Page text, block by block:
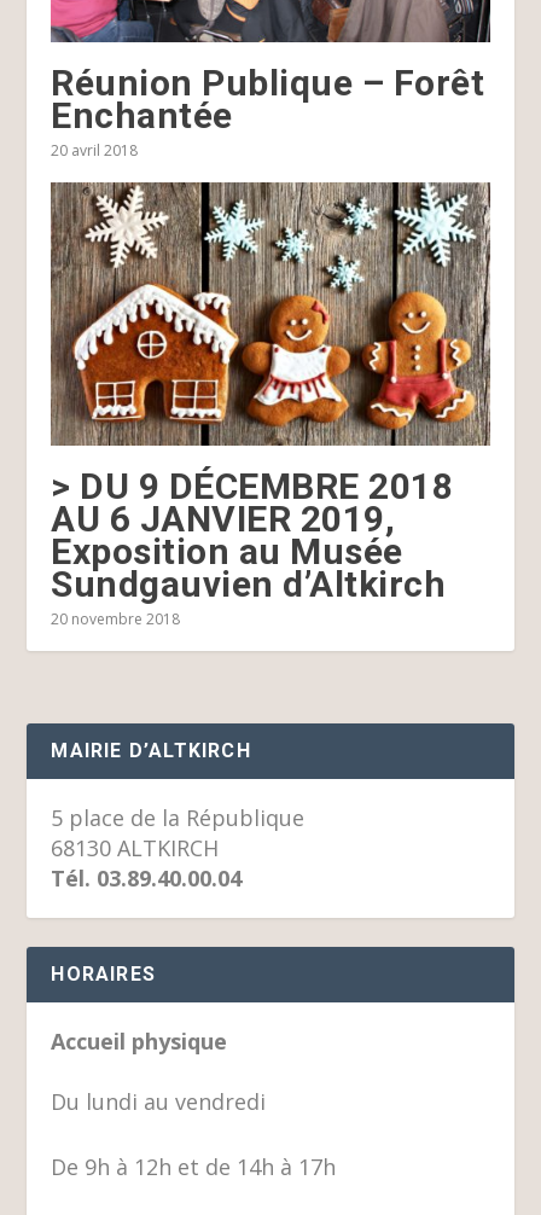
Réunion Publique – Forêt
Enchantée
20 avril 2018
> DU 9 DÉCEMBRE 2018
AU 6 JANVIER 2019,
Exposition au Musée
Sundgauvien d’Altkirch
20 novembre 2018
MAIRIE D’ALTKIRCH
5 place de la République
68130 ALTKIRCH
Tél. 03.89.40.00.04
HORAIRES
Accueil physique
Du lundi au vendredi
De 9h à 12h et de 14h à 17h